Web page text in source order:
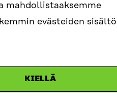
mahdollistaaksemme
evästeiden
KIELLÄ